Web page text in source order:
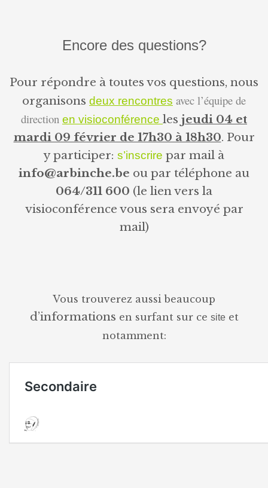
Encore des questions?
Pour répondre à toutes vos questions, nous
organisons deux rencontres avec l’équipe de
direction en visioconférence les jeudi 04 et
mardi 09 février de 17h30 à 18h30. Pour
y participer: s’inscrire par mail à
info@arbinche.be ou par téléphone au
064/311 600 (le lien vers la
visioconférence vous sera envoyé par
mail)
Vous trouverez aussi beaucoup
d’informations en surfant sur ce siteet
notamment: